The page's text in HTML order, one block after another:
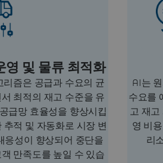
영 및 물류 최적화
리즘은 공급과 수요의 균
최적의 재고 수준을 유
급망 효율성을 향상시킵
추적 및 자동화로 시장 변
응성이 향상되어 중단을
만족도를 높일 수 있습
AI는
수요를
고 재
영 비
리